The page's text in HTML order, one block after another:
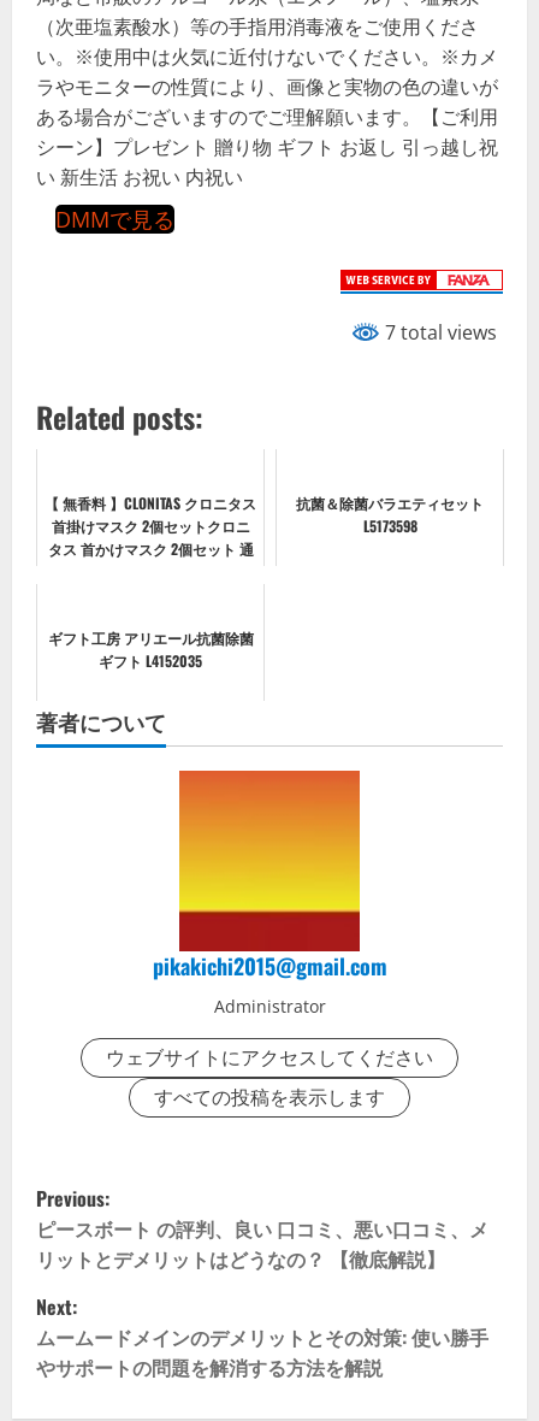
（次亜塩素酸水）等の手指用消毒液をご使用くださ
い。※使用中は火気に近付けないでください。※カメ
ラやモニターの性質により、画像と実物の色の違いが
ある場合がございますのでご理解願います。【ご利用
シーン】プレゼント 贈り物 ギフト お返し 引っ越し祝
い 新生活 お祝い 内祝い
DMMで見る
7 total views
Related posts:
【 無香料 】CLONITAS クロニタス
首掛けマスク 2個セットクロニ
タス 首かけマスク 2個セット 通
抗菌＆除菌バラエティセット
L5173598
ギフト工房 アリエール抗菌除菌
ギフト L4152035
著者について
pikakichi2015@gmail.com
Administrator
ウェブサイトにアクセスしてください
すべての投稿を表示します
P
o
s
t
n
Previous:
ピースボート の評判、良い 口コミ、悪い口コミ、メ
リットとデメリットはどうなの？ 【徹底解説】
Next:
ムームードメインのデメリットとその対策: 使い勝手
やサポートの問題を解消する方法を解説